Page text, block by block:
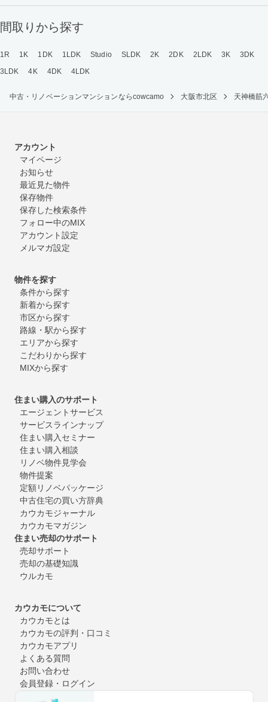
間取りから探す
1R 1K 1DK 1LDK Studio SLDK 2K 2DK 2LDK 3K
3DK
3LDK
4K 4DK 4LDK
中古・リノベーションマンションならcowcamo 大阪市北区 天神橋筋
アカウント
マイページ
お知らせ
最近見た物件
保存物件
保存した検索条件
フォロー中のMIX
アカウント設定
メルマガ設定
物件を探す
条件から探す
新着から探す
市区から探す
路線・駅から探す
エリアから探す
こだわりから探す
MIXから探す
住まい購入のサポート
エージェントサービス
サービスラインナップ
住まい購入セミナー
住まい購入相談
リノベ物件見学会
物件提案
定額リノベパッケージ
中古住宅の買い方辞典
カウカモジャーナル
カウカモマガジン
住まい売却のサポート
売却サポート
売却の基礎知識
ウルカモ
カウカモについて
カウカモとは
カウカモの評判・口コミ
カウカモアプリ
よくある質問
お問い合わせ
会員登録・ログイン